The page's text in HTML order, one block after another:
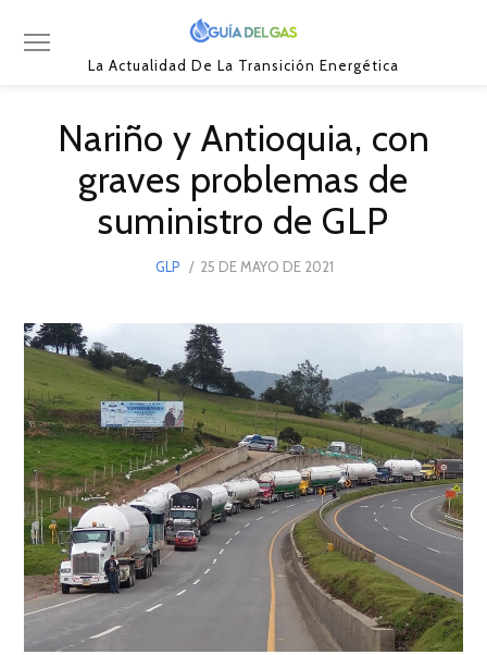
La Actualidad De La Transición Energética
Nariño y Antioquia, con
graves problemas de
suministro de GLP
GLP
POSTED
25 DE MAYO DE 2021